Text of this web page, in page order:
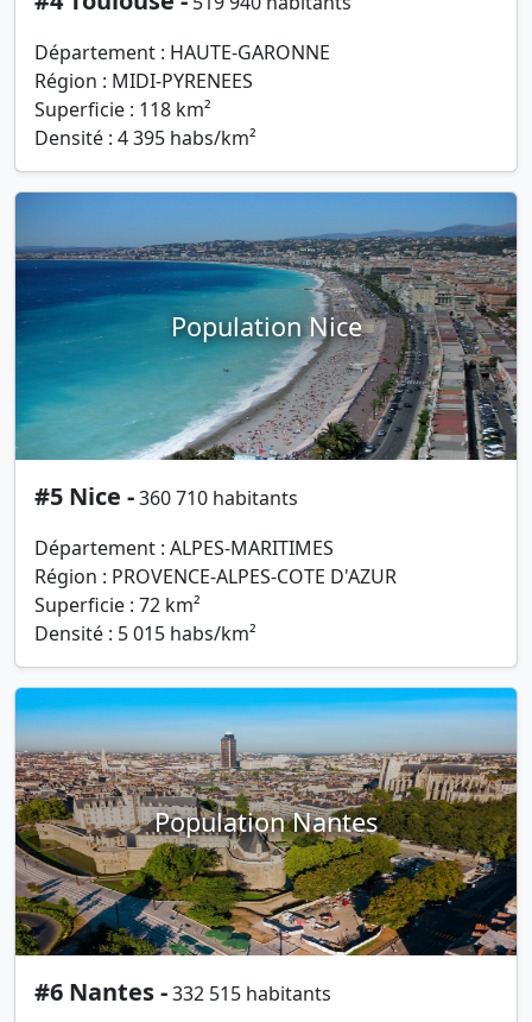
Département : HAUTE-GARONNE
Région : MIDI-PYRENEES
Superficie : 118 km²
Densité : 4 395 habs/km²
Population Nice
#5 Nice -360 710 habitants
Département : ALPES-MARITIMES
Région : PROVENCE-ALPES-COTE D'AZUR
Superficie : 72 km²
Densité : 5 015 habs/km²
Population Nantes
#6 Nantes -332 515 habitants